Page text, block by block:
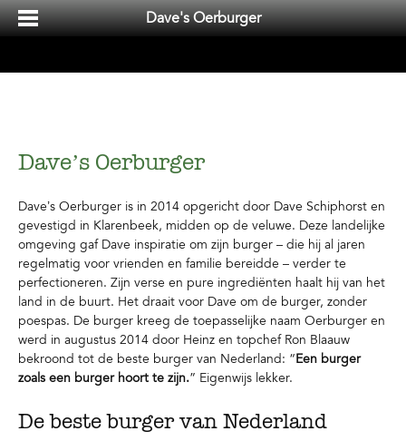
Dave's Oerburger
Dave’s Oerburger
Dave’s Oerburger is in 2014 opgericht door Dave Schiphorst en
gevestigd in Klarenbeek, midden op de veluwe. Deze landelijke
omgeving gaf Dave inspiratie om zijn burger – die hij al jaren
regelmatig voor vrienden en familie bereidde – verder te
perfectioneren. Zijn verse en pure ingrediënten haalt hij van het
land in de buurt. Het draait voor Dave om de burger, zonder
poespas. De burger kreeg de toepasselijke naam Oerburger en
werd in augustus 2014 door Heinz en topchef Ron Blaauw
bekroond tot de beste burger van Nederland: “Een burger
zoals een burger hoort te zijn.” Eigenwijs lekker.
De beste burger van Nederland